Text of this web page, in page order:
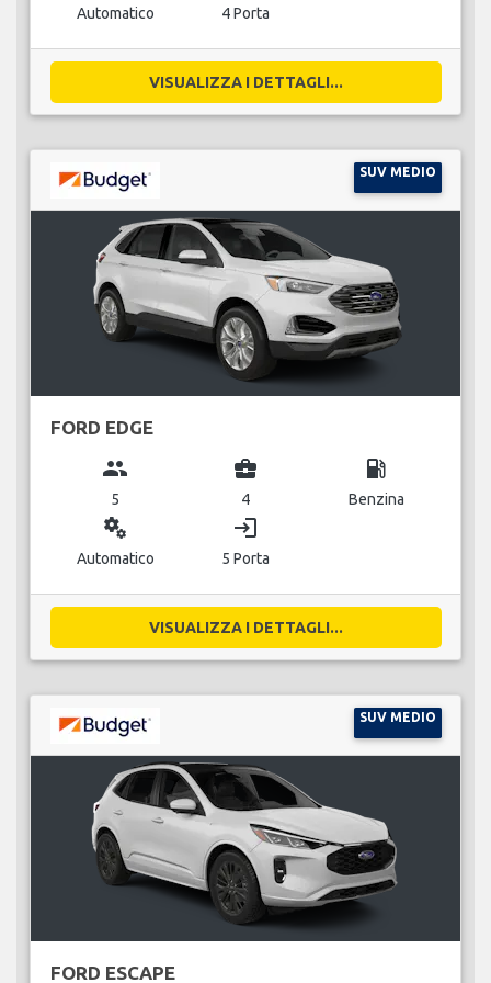
Automatico 4 Porta
VISUALIZZA I DETTAGLI...
SUV MEDIO
FORD EDGE
group
5
business_center
4
local_gas_station
Benzina
miscellaneous_services
Automatico
login
5 Porta
VISUALIZZA I DETTAGLI...
SUV MEDIO
FORD ESCAPE